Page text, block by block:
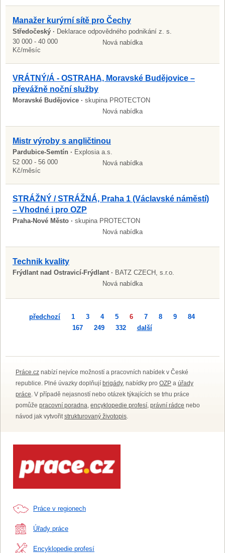
Manažer kurýrní sítě pro Čechy
Středočeský · Deklarace odpovědného podnikání z. s.
30 000 - 40 000
Kč/měsíc
Nová nabídka
VRÁTNÝ/Á - OSTRAHA, Moravské Budějovice –
převážně noční služby
Moravské Budějovice · skupina PROTECTON
Nová nabídka
Mistr výroby s angličtinou
Pardubice-Semtín · Explosia a.s.
52 000 - 56 000
Kč/měsíc
Nová nabídka
STRÁŽNÝ / STRÁŽNÁ, Praha 1 (Václavské náměstí)
– Vhodné i pro OZP
Praha-Nové Město · skupina PROTECTON
Nová nabídka
Technik kvality
Frýdlant nad Ostravicí-Frýdlant · BATZ CZECH, s.r.o.
Nová nabídka
předchozí 1 3 4 5 6 7 8 9
84
167
249 332 další
Práce.cz nabízí nejvíce možností a pracovních nabídek v České
republice. Plné úvazky doplňují brigády, nabídky pro OZP a úřady
práce. V případě nejasností nebo otázek týkajících se trhu práce
pomůže pracovní poradna, encyklopedie profesí, právní rádce nebo
návod jak vytvořitstrukturovaný životopis.
Práce v regionech
Úřady práce
Encyklopedie profesí